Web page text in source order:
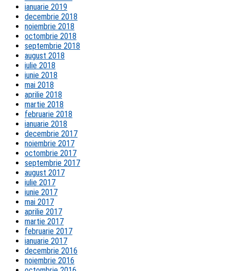
ianuarie 2019
decembrie 2018
noiembrie 2018
octombrie 2018
septembrie 2018
august 2018
iulie 2018
iunie 2018
mai 2018
aprilie 2018
martie 2018
februarie 2018
ianuarie 2018
decembrie 2017
noiembrie 2017
octombrie 2017
septembrie 2017
august 2017
iulie 2017
iunie 2017
mai 2017
aprilie 2017
martie 2017
februarie 2017
ianuarie 2017
decembrie 2016
noiembrie 2016